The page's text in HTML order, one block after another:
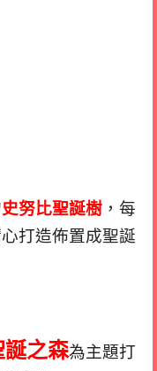
史努比聖誕樹 ，每
打造佈置成聖誕
誕之森為主題打